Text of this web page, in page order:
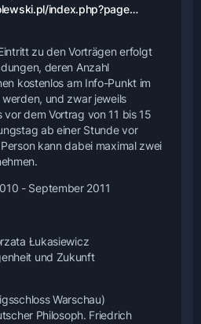
index.php?page…
zu den Vorträgen erfolgt
deren Anzahl
kostenlos am Info-Punkt im
und zwar jeweils
dem Vortrag von 11 bis 15
ab einer Stunde vor
kann dabei maximal zwei
- September 2011
Łukasiewicz
und Zukunft
Warschau)
Philosoph. Friedrich